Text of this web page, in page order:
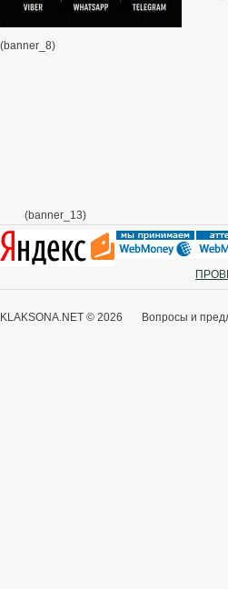
(banner_8)
(banner_13)
KLAKSONA.NET © 2026 Вопросы и